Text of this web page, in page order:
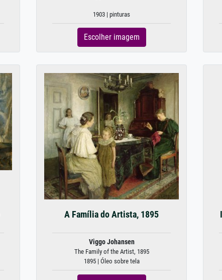
1903 | pinturas
Escolher imagem
A Família do Artista, 1895
Viggo Johansen
The Family of the Artist, 1895
1895 | Óleo sobre tela